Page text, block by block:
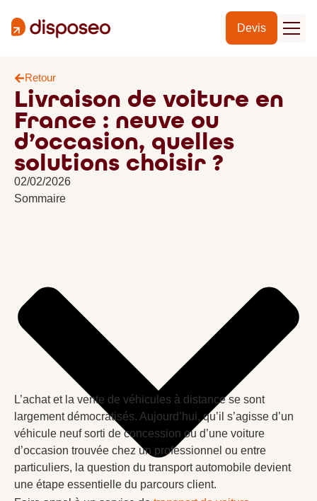
Devis
Retour
Livraison de voiture en
France : neuve ou
d’occasion, quelles
solutions choisir ?
02/02/2026
Sommaire
L’achat et la vente de véhicules à distance se sont
largement démocratisés. Aujourd’hui, qu’il s’agisse d’un
véhicule neuf sorti de concession ou d’une voiture
d’occasion trouvée chez un professionnel ou entre
particuliers, la question du transport automobile devient
une étape essentielle du parcours client.